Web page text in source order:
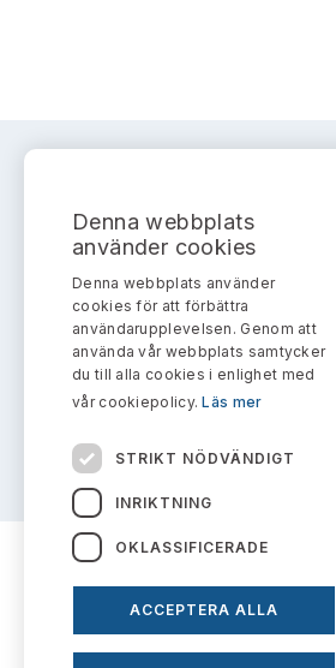
The Swedish Securities
Address: Box
Denna webbplats
använder cookies
Denna webbplats använder
cookies för att förbättra
användarupplevelsen. Genom att
använda vår webbplats samtycker
du till alla cookies i enlighet med
vår cookiepolicy.Läs mer
STRIKT NÖDVÄNDIGT
INRIKTNING
OKLASSIFICERADE
ACCEPTERA ALLA